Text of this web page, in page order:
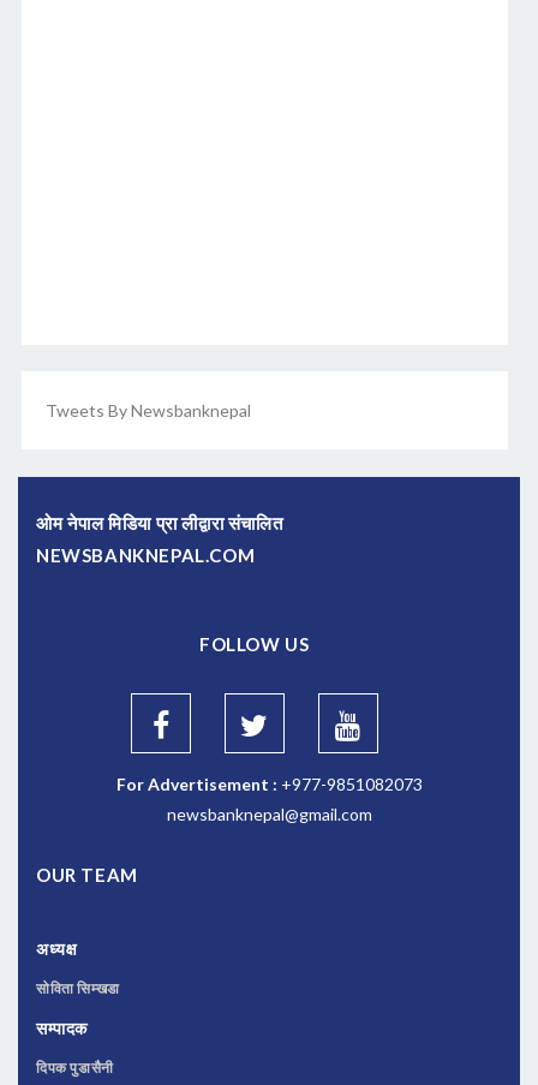
Tweets By Newsbanknepal
ओम नेपाल मिडिया प्रा लीद्वारा संचालित
NEWSBANKNEPAL.COM
FOLLOW US
For Advertisement : +977-9851082073
newsbanknepal@gmail.com
OUR TEAM
अध्यक्ष
सोविता सिम्खडा
सम्पादक
दिपक पुडासैनी